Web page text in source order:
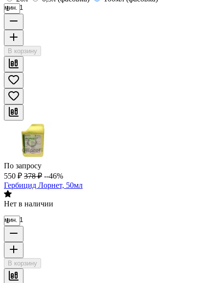
мин. 1
В корзину
По запросу
550 ₽ 378 ₽ --46%
Гербицид Лорнет, 50мл
Нет в наличии
мин. 1
В корзину